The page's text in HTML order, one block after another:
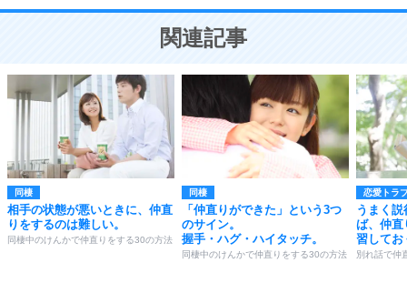
ことが大切。
関連記事
同棲
相手の状態が悪いときに、仲直
りをするのは難しい。
同棲中のけんかで仲直りをする30の方法
同棲
「仲直りができた」という3つ
のサイン。
握手・ハグ・ハイタッチ。
同棲中のけんかで仲直りをする30の方法
恋愛トラ
うまく
ば、仲直
習してお
別れ話で仲